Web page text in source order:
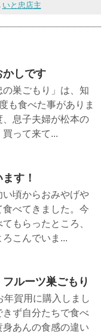
いと忠店主
かしです
の巣ごもり」は、知
も食べた事がありま
息子夫婦が松本の
って来て...
す！
頃からおみやげや
べてきました。今
もらったところ、
ろこんでいま...
ルーツ巣ごもり
年賀用に購入しまし
ず自分たちで食べ
身あんの食感の違い